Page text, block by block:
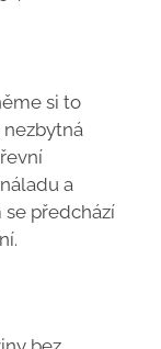
si to
a
předchází